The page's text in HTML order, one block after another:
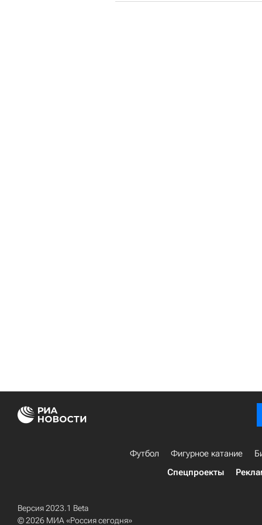
Футбол Фигурное катание
Спецпроекты
Версия 2023.1 Beta
© 2026 МИА «Россия сегодня»